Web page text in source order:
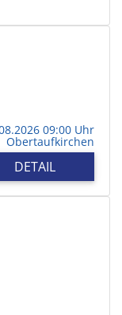
09:00 Uhr
Obertaufkirchen
DETAIL